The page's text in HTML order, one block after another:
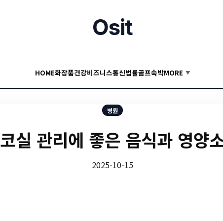
Osit
HOME화장품건강비즈니스통신법률골프숙박MORE ▼
병원
코실 관리에 좋은 음식과 영양
2025-10-15